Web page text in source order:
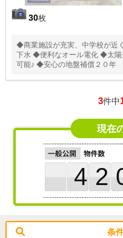
30枚
◆商業施設が充実、中学校が近
下水 ◆便利なオール電化 ◆太
可能♪ ◆安心の地盤補償２０年
3件中
現在
条